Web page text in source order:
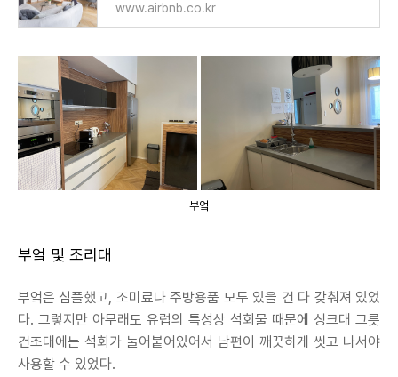
www.airbnb.co.kr
부엌
부엌 및 조리대
부엌은 심플했고, 조미료나 주방용품 모두 있을 건 다 갖춰져 있었
다. 그렇지만 아무래도 유럽의 특성상 석회물 때문에 싱크대 그릇
건조대에는 석회가 눌어붙어있어서 남편이 깨끗하게 씻고 나서야
사용할 수 있었다.